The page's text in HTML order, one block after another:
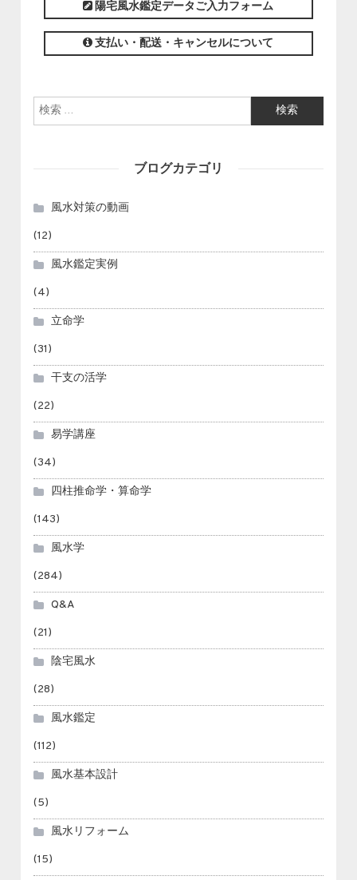
陽宅風水鑑定データご入力フォーム
支払い・配送・キャンセルについて
検索:
ブログカテゴリ
風水対策の動画
(12)
風水鑑定実例
(4)
立命学
(31)
干支の活学
(22)
易学講座
(34)
四柱推命学・算命学
(143)
風水学
(284)
Q&A
(21)
陰宅風水
(28)
風水鑑定
(112)
風水基本設計
(5)
風水リフォーム
(15)